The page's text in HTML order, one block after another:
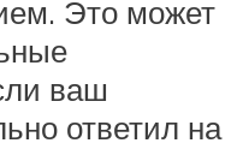
Это может
ваш
ответил на